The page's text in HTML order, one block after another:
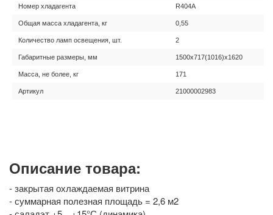
Номер хладагента R404A
Общая масса хладагента, кг 0,55
Количество ламп освещения, шт. 2
Габаритные размеры, мм 1500х717(1016)х1620
Масса, не более, кг 171
Артикул 21000002983
Описание товара:
- закрытая охлаждаемая витрина
- суммарная полезная площадь = 2,6 м2